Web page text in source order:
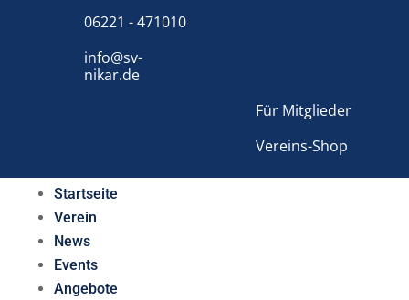
06221 - 471010
info@sv-
nikar.de
Für Mitglieder
Vereins-Shop
Startseite
Verein
News
Events
Angebote